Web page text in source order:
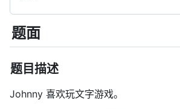
检
到
加
题面
题目描述
Johnny 喜欢玩文字游戏。